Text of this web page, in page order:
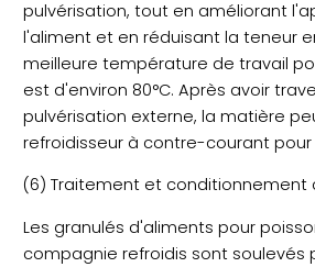
pulvérisation, tout en améliorant
l'aliment et en réduisant la teneur
meilleure température de travail
est d'environ 80°C. Après avoir
pulvérisation externe, la matière
refroidisseur à contre-courant
(6) Traitement et conditionnement
Les granulés d'aliments pour
compagnie refroidis sont soulevés